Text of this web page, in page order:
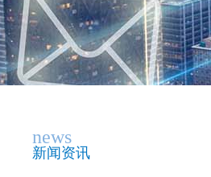
news
新闻资讯